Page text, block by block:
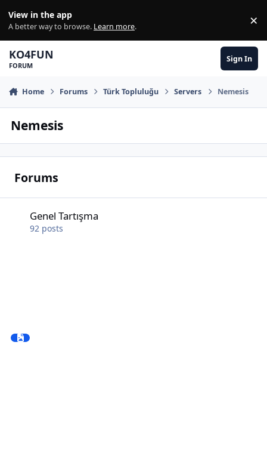
View in the app
A better way to browse. Learn more. ×
KO4FUN
FORUM
Sign In
Home Forums Türk Topluluğu Servers Nemesis
Nemesis
Forums
Genel Tartışma
92 posts